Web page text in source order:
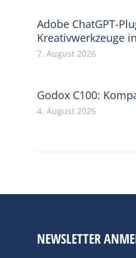
Adobe ChatGPT-
Kreativwerkzeuge
7. August 2026
Godox C100:
4. August 2026
NEWSLETTER